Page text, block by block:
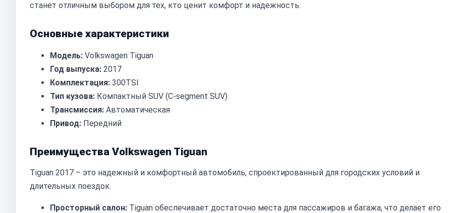
станет отличным выбором для тех, кто ценит комфорт и надежность.
Основные характеристики
Модель: Volkswagen Tiguan
Год выпуска: 2017
Комплектация: 300TSI
Тип кузова: Компактный SUV (C-segment SUV)
Трансмиссия: Автоматическая
Привод: Передний
Преимущества Volkswagen Tiguan
Tiguan 2017 – это надежный и комфортный автомобиль, спроектированный для городских условий и
длительных поездок.
Просторный салон: Tiguan обеспечивает достаточно места для пассажиров и багажа, что делает его